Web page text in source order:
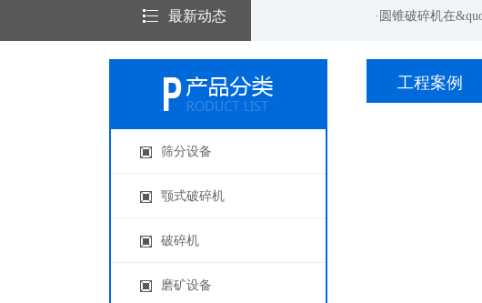
最新动态
·圆锥破碎机在矿山机械... ·圆锥破碎机在&quo...
筛分设备
颚式破碎机
破碎机
磨矿设备
工程案例